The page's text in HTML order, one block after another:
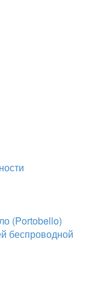
(Portobello)
беспроводной